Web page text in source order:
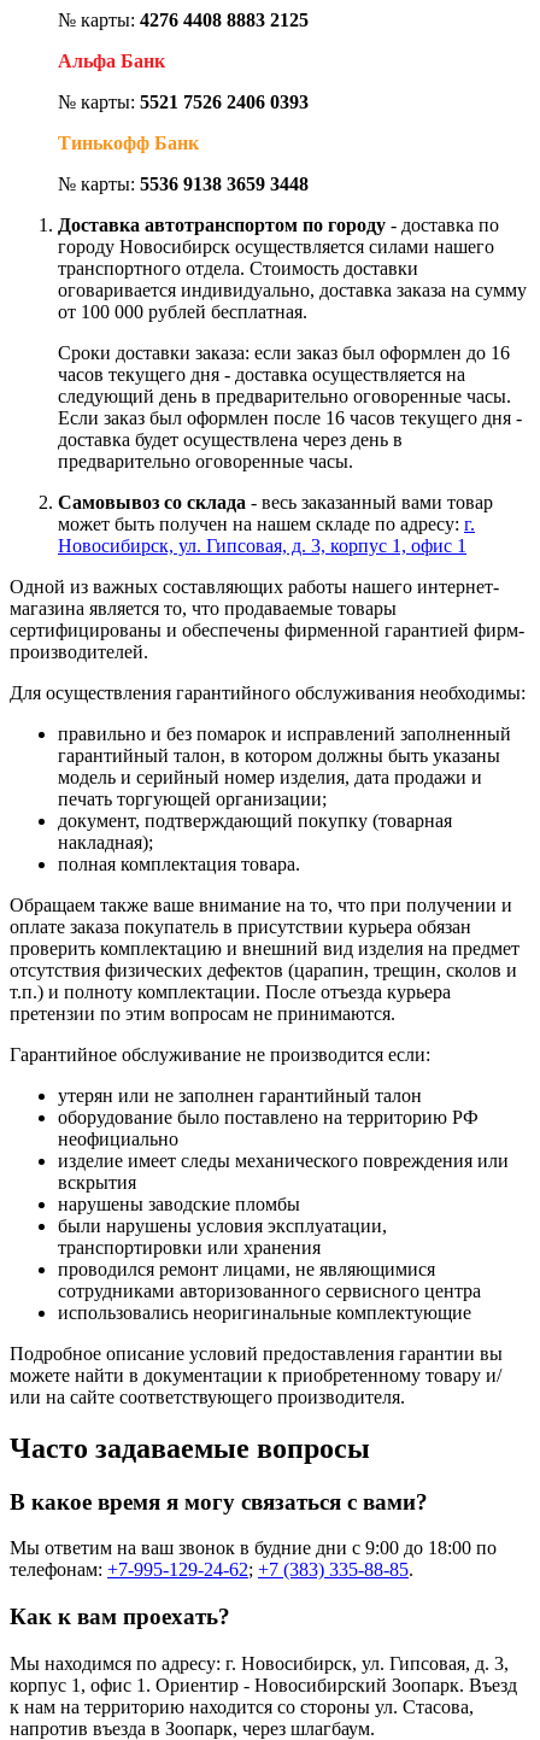
№ карты: 4276 4408 8883 2125
Альфа Банк
№ карты: 5521 7526 2406 0393
Тинькофф Банк
№ карты: 5536 9138 3659 3448
Доставка автотранспортом по городу - доставка по
городу Новосибирск осуществляется силами нашего
транспортного отдела. Стоимость доставки
оговаривается индивидуально, доставка заказа на сумму
от 100 000 рублей бесплатная.
Сроки доставки заказа: если заказ был оформлен до 16
часов текущего дня - доставка осуществляется на
следующий день в предварительно оговоренные часы.
Если заказ был оформлен после 16 часов текущего дня -
доставка будет осуществлена через день в
предварительно оговоренные часы.
Самовывоз со склада - весь заказанный вами товар
может быть получен на нашем складе по адресу: г.
Новосибирск, ул. Гипсовая, д. 3, корпус 1, офис 1
Одной из важных составляющих работы нашего интернет-
магазина является то, что продаваемые товары
сертифицированы и обеспечены фирменной гарантией фирм-
производителей.
Для осуществления гарантийного обслуживания необходимы:
правильно и без помарок и исправлений заполненный
гарантийный талон, в котором должны быть указаны
модель и серийный номер изделия, дата продажи и
печать торгующей организации;
документ, подтверждающий покупку (товарная
накладная);
полная комплектация товара.
Обращаем также ваше внимание на то, что при получении и
оплате заказа покупатель в присутствии курьера обязан
проверить комплектацию и внешний вид изделия на предмет
отсутствия физических дефектов (царапин, трещин, сколов и
т.п.) и полноту комплектации. После отъезда курьера
претензии по этим вопросам не принимаются.
Гарантийное обслуживание не производится если:
утерян или не заполнен гарантийный талон
оборудование было поставлено на территорию РФ
неофициально
изделие имеет следы механического повреждения или
вскрытия
нарушены заводские пломбы
были нарушены условия эксплуатации,
транспортировки или хранения
проводился ремонт лицами, не являющимися
сотрудниками авторизованного сервисного центра
использовались неоригинальные комплектующие
Подробное описание условий предоставления гарантии вы
можете найти в документации к приобретенному товару и/
или на сайте соответствующего производителя.
Часто задаваемые вопросы
В какое время я могу связаться с вами?
Мы ответим на ваш звонок в будние дни с 9:00 до 18:00 по
телефонам: +7-995-129-24-62; +7 (383) 335-88-85.
Как к вам проехать?
Мы находимся по адресу: г. Новосибирск, ул. Гипсовая, д. 3,
корпус 1, офис 1. Ориентир - Новосибирский Зоопарк. Въезд
к нам на территорию находится со стороны ул. Стасова,
напротив въезда в Зоопарк, через шлагбаум.